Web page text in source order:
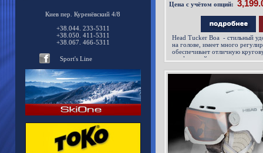
Киев пер. Куренёвский 4/8
+38.044. 233-5311
+38.050. 411-5311
+38.067. 466-5311
Sport's Line
Цена с учётом опций:
Head Tucker Boa - cтильный
на голове, имеет много
обеспечивает отличную
комфортный климат контроль